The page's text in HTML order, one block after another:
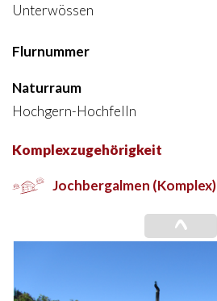
Unterwössen
Flurnummer
Naturraum
Hochgern-Hochfelln
Komplexzugehörigkeit
Jochbergalmen (Komplex)